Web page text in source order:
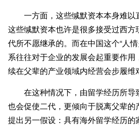
一方面，这些缄默资本本身难以
这些缄默资本也许是很多接受过西
代所不愿继承的。而在中国这个“人
系往往对于企业的发展会起重要作
续在父辈的产业领域内经营会步履维
在这种情况下，由留学经历所
也会促使二代，更倾向于脱离父辈的
提出另一假设：具有海外留学经历的